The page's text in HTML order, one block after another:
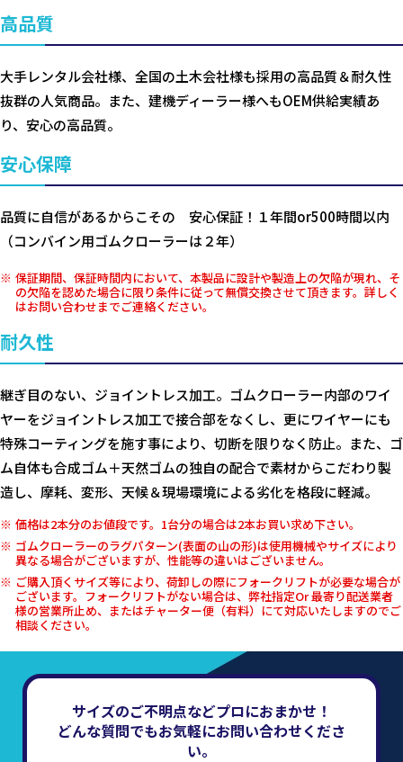
高品質
大手レンタル会社様、全国の土木会社様も採用の高品質＆耐久性
抜群の人気商品。また、建機ディーラー様へもOEM供給実績あ
り、安心の高品質。
安心保障
品質に自信があるからこその 安心保証！１年間or500時間以内
（コンバイン用ゴムクローラーは２年）
保証期間、保証時間内において、本製品に設計や製造上の欠陥が現れ、そ
の欠陥を認めた場合に限り条件に従って無償交換させて頂きます。詳しく
はお問い合わせまでご連絡ください。
耐久性
継ぎ目のない、ジョイントレス加工。ゴムクローラー内部のワイ
ヤーをジョイントレス加工で接合部をなくし、更にワイヤーにも
特殊コーティングを施す事により、切断を限りなく防止。また、ゴ
ム自体も合成ゴム＋天然ゴムの独自の配合で素材からこだわり製
造し、摩耗、変形、天候＆現場環境による劣化を格段に軽減。
価格は2本分のお値段です。1台分の場合は2本お買い求め下さい。
ゴムクローラーのラグパターン(表面の山の形)は使用機械やサイズにより
異なる場合がございますが、性能等の違いはございません。
ご購入頂くサイズ等により、荷卸しの際にフォークリフトが必要な場合が
ございます。フォークリフトがない場合は、弊社指定Or 最寄り配送業者
様の営業所止め、またはチャーター便（有料）にて対応いたしますのでご
相談ください。
サイズのご不明点などプロにおまかせ！
どんな質問でもお気軽にお問い合わせくださ
い。